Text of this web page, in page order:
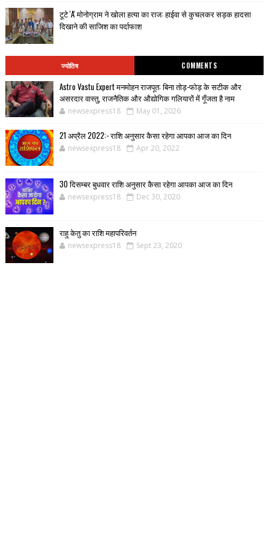
टूटे 'A' मोनोग्राम ने खोला हत्या का राज: हाईवा से कुचलकर सड़क हादसा
दिखाने की साजिश का पर्दाफाश
ज्योतिष COMMENTS
Astro Vastu Expert मनमोहन राजपूत: बिना तोड़-फोड़ के सटीक और
असरदार वास्तु, राजनैतिक और औद्योगिक गलियारों में गूँजता है नाम
newsexpress18 May 01, 2026
21 अप्रैल 2022:- राशि अनुसार कैसा रहेगा आपका आज का दिन
newsexpress18 Apr 20, 2022
30 दिसम्बर बुधवार राशि अनुसार कैसा रहेगा आपका आज का दिन
newsexpress18 Dec 30, 2020
राहु केतु का राशि महापरिवर्तन
newsexpress18 Sept 23, 2020